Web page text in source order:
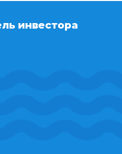
инвестора